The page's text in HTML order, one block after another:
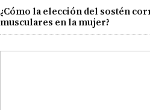
¿Cómo la elección del sostén
musculares en la mujer?